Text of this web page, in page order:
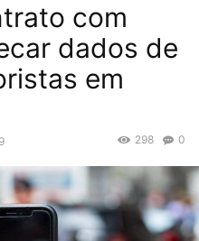
com
dados de
em
0
298